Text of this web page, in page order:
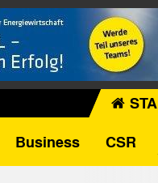
Business CSR